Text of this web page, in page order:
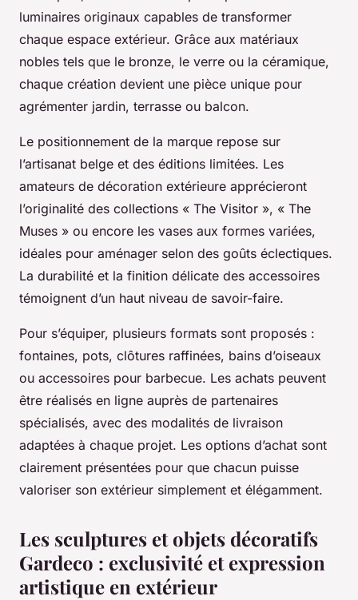
luminaires originaux capables de transformer
chaque espace extérieur. Grâce aux matériaux
nobles tels que le bronze, le verre ou la céramique,
chaque création devient une pièce unique pour
agrémenter jardin, terrasse ou balcon.
Le positionnement de la marque repose sur
l’artisanat belge et des éditions limitées. Les
amateurs de décoration extérieure apprécieront
l’originalité des collections « The Visitor », « The
Muses » ou encore les vases aux formes variées,
idéales pour aménager selon des goûts éclectiques.
La durabilité et la finition délicate des accessoires
témoignent d’un haut niveau de savoir-faire.
Pour s’équiper, plusieurs formats sont proposés :
fontaines, pots, clôtures raffinées, bains d’oiseaux
ou accessoires pour barbecue. Les achats peuvent
être réalisés en ligne auprès de partenaires
spécialisés, avec des modalités de livraison
adaptées à chaque projet. Les options d’achat sont
clairement présentées pour que chacun puisse
valoriser son extérieur simplement et élégamment.
Les sculptures et objets décoratifs
Gardeco : exclusivité et expression
artistique en extérieur